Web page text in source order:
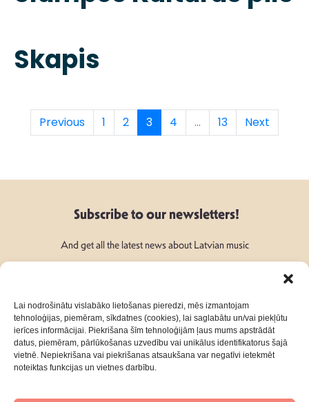
Lai nodrošinātu vislabāko lietošanas pieredzi, mēs izmantojam
tehnoloģijas, piemēram, sīkdatnes (cookies), lai saglabātu un/vai piekļūtu
ierīces informācijai. Piekrišana šīm tehnoloģijām ļaus mums apstrādāt
datus, piemēram, pārlūkošanas uzvedību vai unikālus identifikatorus šajā
vietnē. Nepiekrišana vai piekrišanas atsaukšana var negatīvi ietekmēt
noteiktas funkcijas un vietnes darbību.
Skapis
Previous 1 2 3 4 ... 13 Next
Subscribe to our newsletters!
And get all the latest news about Latvian music
Follow Us: